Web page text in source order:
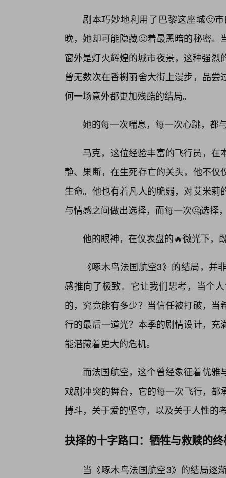
剧本巧妙地利用了巴黎这座城🙂
晚，她却可能隐藏🙂着最黑暗的秘密
窗外是灯火辉煌的城市夜景，这种强
曾无数次在香榭丽舍大街上漫步，品
何一场意外都更加残酷的结局。
她的每一次喘息，每一次心跳，都
马克，这位经验丰富的飞行员，
静、果断，在生死存亡的关头，他不
生命。他也有着凡人的脆弱，对艾米
与情感之间做出选择，而每一次🤔选择
他的眼神，在仪表盘的🔥微光下，
《啄木鸟法国航空3》的结局，
感推向了极致。它让我们思考，当个
的，究竟能有多少？当信任被打破，
行的最后一道光？本季的剧情设计，
能潜藏着更大的危机。
而法国航空，这个曾经象征着优
戏剧冲突的舞台，它的每一次飞行，
搏斗，关于爱的坚守，以及关于人性的
抉择的十字路口：牺牲与救赎的
当《啄木鸟法国航空3》的结局逐